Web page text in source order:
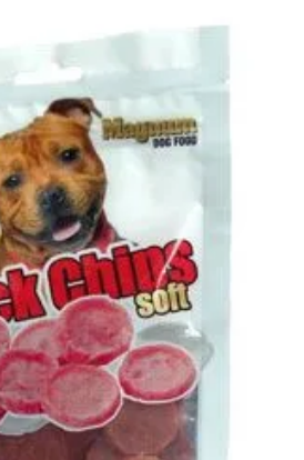
9–19h; So–Ne, 9–14h)
8–15h)